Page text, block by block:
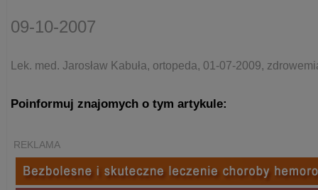
09-10-2007
Lek. med. Jarosław Kabuła, ortopeda, 01-07-2009,
Poinformuj znajomych o tym artykule:
REKLAMA